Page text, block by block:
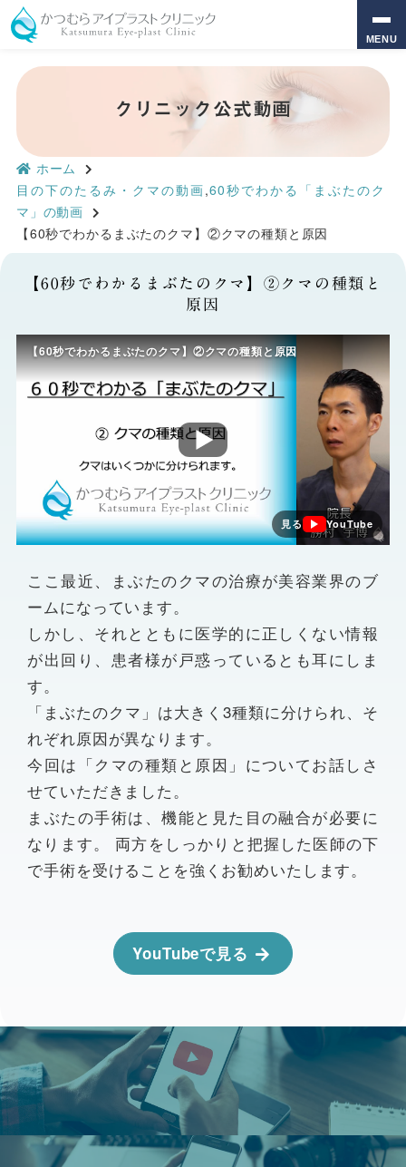
MENU
クリニック公式動画
ホーム
目の下のたるみ・クマの動画,60秒でわかる「まぶたのク
マ」の動画
【60秒でわかるまぶたのクマ】②クマの種類と原因
【60秒でわかるまぶたのクマ】②クマの種類と
原因
【60秒でわかるまぶたのクマ】②クマの種類と原因
見る YouTube
ここ最近、まぶたのクマの治療が美容業界のブ
ームになっています。
しかし、それとともに医学的に正しくない情報
が出回り、患者様が戸惑っているとも耳にしま
す。
「まぶたのクマ」は大きく3種類に分けられ、そ
れぞれ原因が異なります。
今回は「クマの種類と原因」についてお話しさ
せていただきました。
まぶたの手術は、機能と見た目の融合が必要に
なります。 両方をしっかりと把握した医師の下
で手術を受けることを強くお勧めいたします。
YouTubeで見る